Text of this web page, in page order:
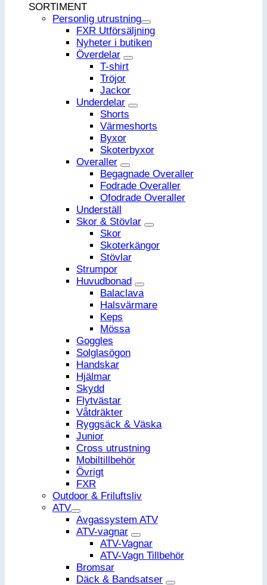
SORTIMENT
Personlig utrustning
FXR Utförsäljning
Nyheter i butiken
Överdelar
T-shirt
Tröjor
Jackor
Underdelar
Shorts
Värmeshorts
Byxor
Skoterbyxor
Overaller
Begagnade Overaller
Fodrade Overaller
Ofodrade Overaller
Underställ
Skor & Stövlar
Skor
Skoterkängor
Stövlar
Strumpor
Huvudbonad
Balaclava
Halsvärmare
Keps
Mössa
Goggles
Solglasögon
Handskar
Hjälmar
Skydd
Flytvästar
Våtdräkter
Ryggsäck & Väska
Junior
Cross utrustning
Mobiltillbehör
Övrigt
FXR
Outdoor & Friluftsliv
ATV
Avgassystem ATV
ATV-vagnar
ATV-Vagnar
ATV-Vagn Tillbehör
Bromsar
Däck & Bandsatser